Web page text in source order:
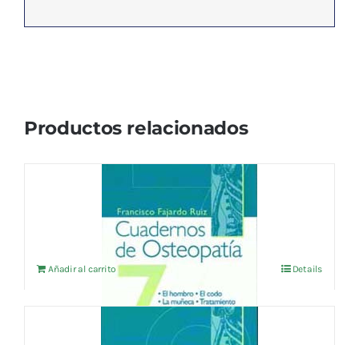
Productos relacionados
CUADERNOS DE OSTEOPATIA Vol.7
IVA no incluído
Añadir al carrito Details
CUADERNOS DE OSTEOPATIA Vol.8